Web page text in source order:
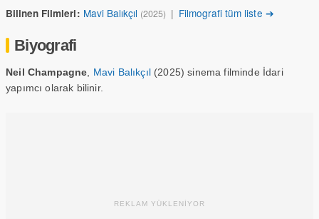
Bilinen Filmleri: Mavi Balıkçıl (2025) | Filmografi tüm liste ➔
Biyografi
Neil Champagne Mavi Balıkçıl(2025) sinema filminde İdari
yapımcı olarak bilinir.
REKLAM YÜKLENİYOR